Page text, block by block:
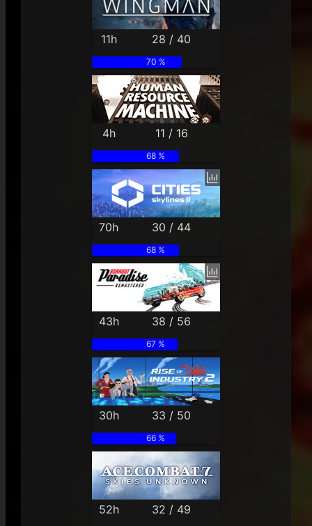
11h 28 / 40
70 %
4h 11 / 16
68 %
70h 30 / 44
68 %
43h 38 / 56
67 %
30h 33 / 50
66 %
52h 32 / 49